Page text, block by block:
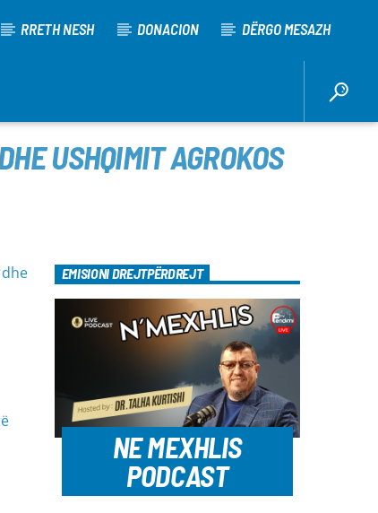
RRETH NESH DONACION DËRGO MESAZH
USHQIMIT AGROKOS
EMISIONI DREJTPËRDREJT
NE MEXHLIS
PODCAST